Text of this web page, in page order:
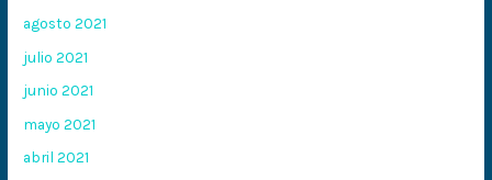
agosto 2021
julio 2021
junio 2021
mayo 2021
abril 2021